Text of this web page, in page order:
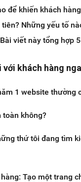
để khiến khách
Những yếu tố
viết này tổng hợp
với khách hàng
1 website thường
toàn không?
thứ tôi đang tìm
Tạo một trang